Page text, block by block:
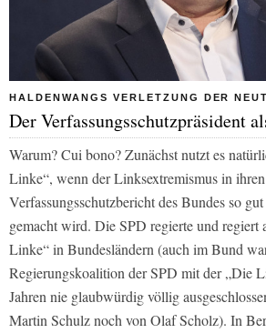
HALDENWANGS VERLETZUNG DER
Der Verfassungsschutzpräsident
Warum? Cui bono? Zunächst nutzt es
Linke“, wenn der Linksextremismus in
Verfassungsschutzbericht des Bundes so
gemacht wird. Die SPD regierte und regiert
Linke“ in Bundesländern (auch im Bund
Regierungskoalition der SPD mit der „Die
Jahren nie glaubwürdig völlig
Martin Schulz noch von Olaf Scholz). In